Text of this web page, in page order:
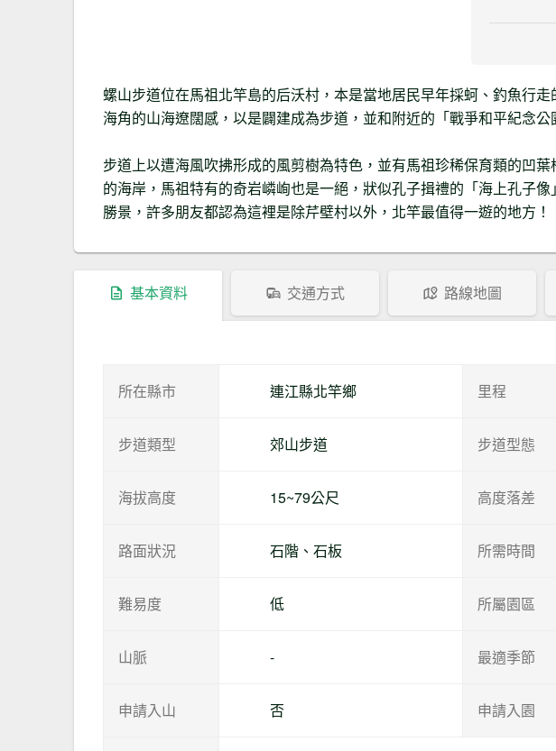
螺山步道位在馬祖北竿島的后沃村，本是當地居民早年採蚵、釣魚行
海角的山海遼闊感，以是闢建成為步道，並和附近的「戰爭和平紀念公
步道上以遭海風吹拂形成的風剪樹為特色，並有馬祖珍稀保育類的凹
的海岸，馬祖特有的奇岩嶙峋也是一絕，狀似孔子揖禮的「海上孔子
勝景，許多朋友都認為這裡是除芹壁村以外，北竿最值得一遊的地方！
基本資料 交通方式 路線地圖
所在縣市 連江縣北竿鄉 里程
步道類型 郊山步道 步道型態
海拔高度 15~79公尺 高度落差
路面狀況 石階、石板 所需時間
難易度 低 所屬園區
山脈 - 最適季節
申請入山 否 申請入園